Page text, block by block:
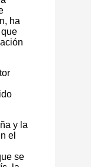
ha
y la
el
se